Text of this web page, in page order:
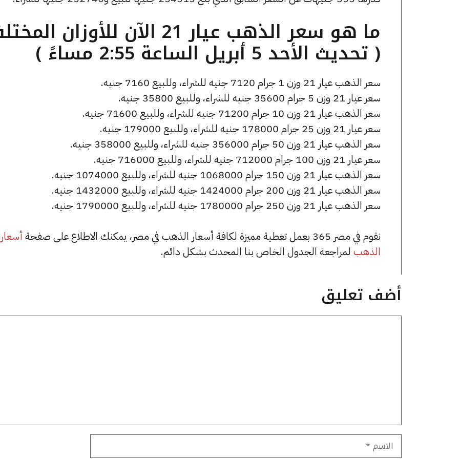
ما هو سعر الذهب عيار 21 الآن للأوزان
( تحديث الأحد 5 أبريل الساعة 2:55 مساءً )
سعر الذهب عيار 21 وزن 1 جرام 7120 جنيه للشراء، وللبيع 7160 جنيه.
سعر عيار 21 وزن 5 جرام 35600 جنيه للشراء، وللبيع 35800 جنيه.
سعر الذهب عيار 21 وزن 10 جرام 71200 جنيه للشراء، وللبيع 71600 جنيه.
سعر عيار 21 وزن 25 جرام 178000 جنيه للشراء، وللبيع 179000 جنيه.
سعر الذهب عيار 21 وزن 50 جرام 356000 جنيه للشراء، وللبيع 358000 جنيه.
سعر عيار 21 وزن 100 جرام 712000 جنيه للشراء، وللبيع 716000 جنيه.
سعر الذهب عيار 21 وزن 150 جرام 1068000 جنيه للشراء، وللبيع 1074000 جنيه.
سعر الذهب عيار 21 وزن 200 جرام 1424000 جنيه للشراء، وللبيع 1432000 جنيه.
سعر الذهب عيار 21 وزن 250 جرام 1780000 جنيه للشراء، وللبيع 1790000 جنيه.
نقوم في مصر 365 بعمل تغطية مميزة لكافة أسعار الذهب في مصر، يمكنك الاطلاع على صفحة
أسعار
الذهب لمراجعة الجدول الخاص بنا المحدث بشكل دائم.
أضف تعليق
الاسم